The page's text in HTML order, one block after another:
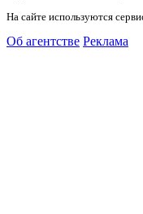
На сайте используются
Об агентстве Реклама